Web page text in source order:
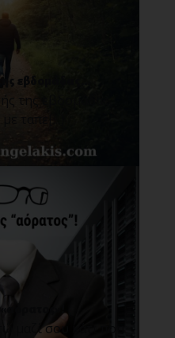
εβδομάδας...
της εβδομάδας,
μαζί σου κάτι που